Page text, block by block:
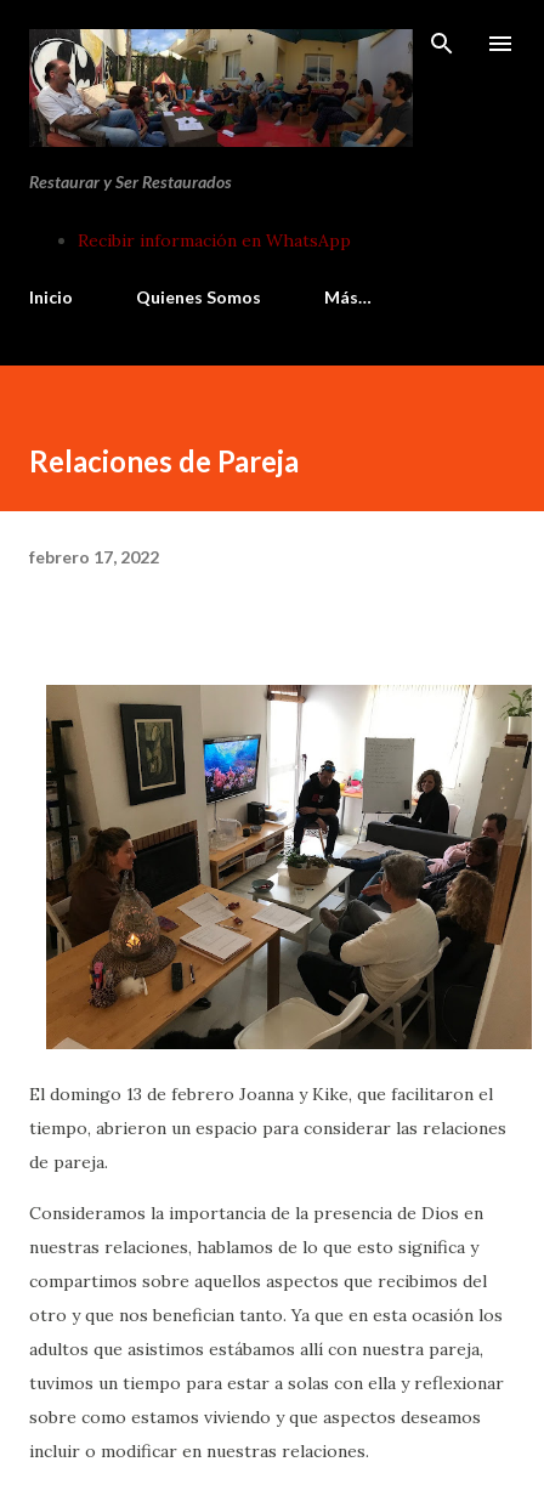
Ir al contenido principal
Restaurar y Ser Restaurados
Recibir información en WhatsApp
Inicio Quienes Somos Más…
Relaciones de Pareja
febrero 17, 2022
El domingo 13 de febrero Joanna y Kike, que facilitaron el
tiempo, abrieron un espacio para considerar las relaciones
de pareja.
Consideramos la importancia de la presencia de Dios en
nuestras relaciones, hablamos de lo que esto significa y
compartimos sobre aquellos aspectos que recibimos del
otro y que nos benefician tanto. Ya que en esta ocasión los
adultos que asistimos estábamos allí con nuestra pareja,
tuvimos un tiempo para estar a solas con ella y reflexionar
sobre como estamos viviendo y que aspectos deseamos
incluir o modificar en nuestras relaciones.